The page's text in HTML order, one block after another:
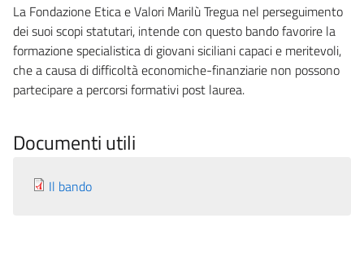
La Fondazione Etica e Valori Marilù Tregua nel perseguimento
dei suoi scopi statutari, intende con questo bando favorire la
formazione specialistica di giovani siciliani capaci e meritevoli,
che a causa di difficoltà economiche-finanziarie non possono
partecipare a percorsi formativi post laurea.
Documenti utili
Il bando